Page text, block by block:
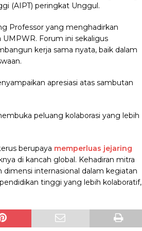
(AIPT) peringkat Unggul.
Professor yang menghadirkan
Forum ini sekaligus
kerja sama nyata, baik dalam
apresiasi atas sambutan
peluang kolaborasi yang lebih
berupaya memperluas jejaring
di kancah global. Kehadiran mitra
internasional dalam kegiatan
tinggi yang lebih kolaboratif,